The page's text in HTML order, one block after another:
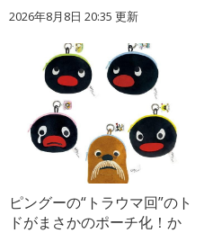
2026年8月8日 20:35 更新
ピングーの“トラウマ回”のト
ドがまさかのポーチ化！か